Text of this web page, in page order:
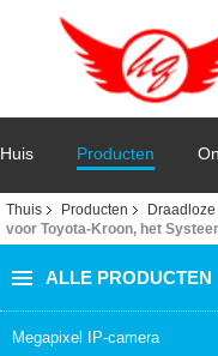
Huis Producten
Thuis Producten
voor Toyota-Kroon, het
ALLE PRODUCTEN
Megapixel IP-camera